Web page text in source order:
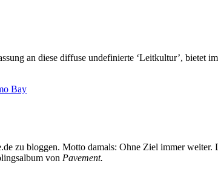
an diese diffuse undefinierte ‘Leitkultur’, bietet
Bay
zu bloggen. Motto damals: Ohne Ziel immer
von Pavement.